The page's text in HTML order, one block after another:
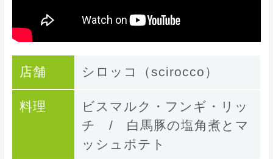
店舗 シロッコ（scirocco）
料理
ビスマルク・フンギ・リッ
チ / 白馬豚の塩角煮とマ
ッシュポテト